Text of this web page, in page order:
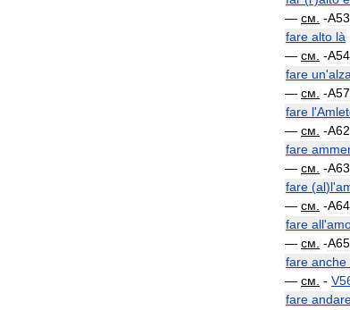
— см -
fare alto là
— см -
fare un'
— см -
fare l'
— см -
fare
— см -
fare (al)l'
— см -
fare all'
— см -
fare anche
— см -
fare